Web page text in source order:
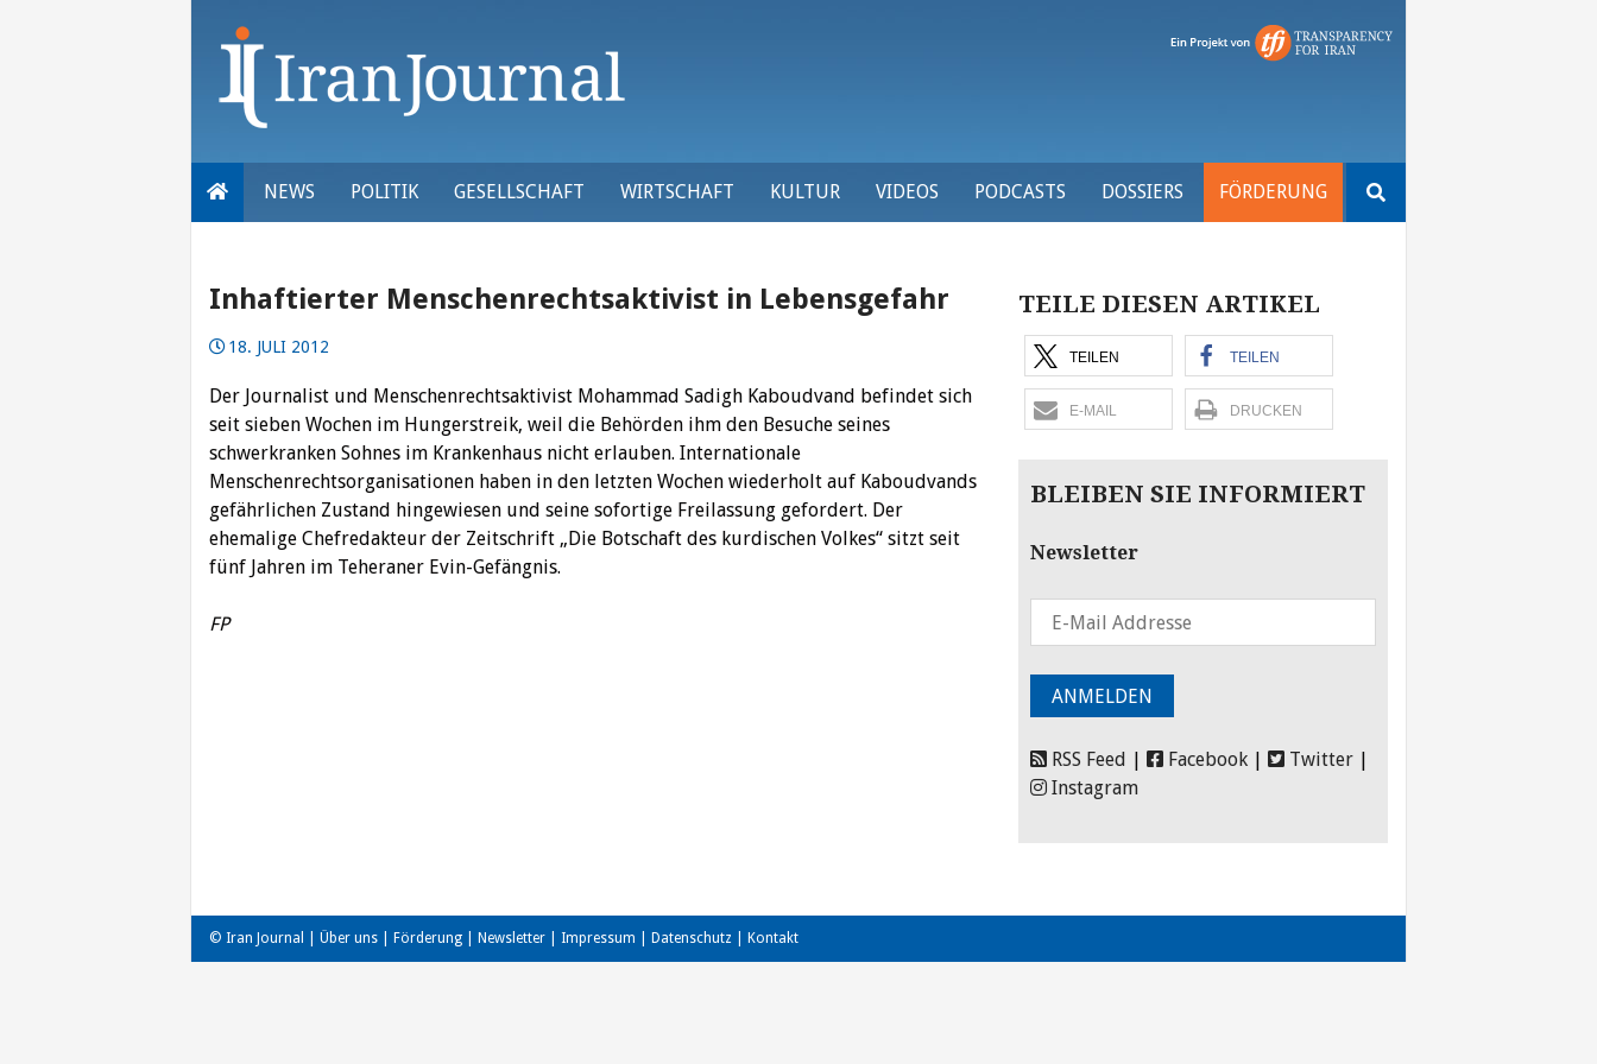
NEWS POLITIK GESELLSCHAFT WIRTSCHAFT KULTUR VIDEOS PODCASTS DOSSIERS FÖRDERUNG
nach:
Inhaftierter Menschenrechtsaktivist in Lebensgefahr
18. JULI 2012
Der Journalist und Menschenrechtsaktivist Mohammad Sadigh Kaboudvand befindet sich
seit sieben Wochen im Hungerstreik, weil die Behörden ihm den Besuche seines
schwerkranken Sohnes im Krankenhaus nicht erlauben. Internationale
Menschenrechtsorganisationen haben in den letzten Wochen wiederholt auf Kaboudvands
gefährlichen Zustand hingewiesen und seine sofortige Freilassung gefordert. Der
ehemalige Chefredakteur der Zeitschrift „Die Botschaft des kurdischen Volkes“ sitzt seit
fünf Jahren im Teheraner Evin-Gefängnis.
FP
TEILE DIESEN ARTIKEL
TEILEN TEILEN
E-MAIL DRUCKEN
BLEIBEN SIE INFORMIERT
Newsletter
RSS Feed Facebook Twitter
Instagram
© Iran Journal | Über uns Förderung Newsletter Impressum Datenschutz Kontakt